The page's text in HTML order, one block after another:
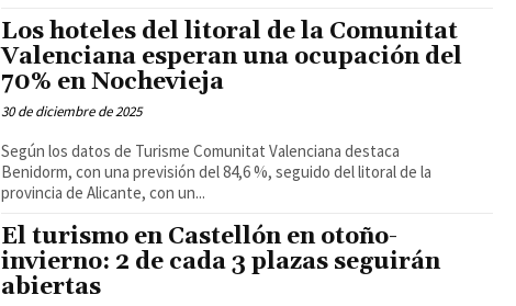
Los hoteles del litoral de la Comunitat
Valenciana esperan una ocupación del
70% en Nochevieja
30 de diciembre de 2025
Según los datos de Turisme Comunitat Valenciana destaca
Benidorm, con una previsión del 84,6 %, seguido del litoral de la
provincia de Alicante, con un...
El turismo en Castellón en otoño-
invierno: 2 de cada 3 plazas seguirán
abiertas